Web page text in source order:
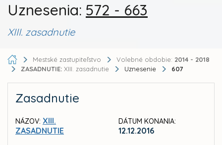
Uznesenia: 572 - 663
XIII. zasadnutie
Mestské zastupiteľstvo Volebné obdobie: 2014 - 2018
ZASADNUTIE: XIII. zasadnutie Uznesenie 607
Zasadnutie
NÁZOV: XIII.
ZASADNUTIE
DÁTUM KONANIA:
12.12.2016